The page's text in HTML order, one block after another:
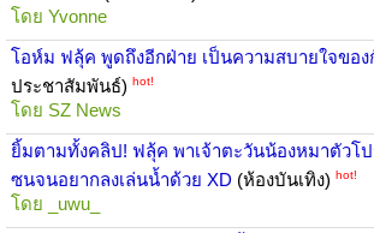
โดย Yvonne
โอห์ม ฟลุ้ค พูดถึงอีกฝ่าย เป็นความสบายใจขอ
ประชาสัมพันธ์) hot!
โดย SZ News
ยิ้มตามทั้งคลิป! ฟลุ้ค พาเจ้าตะวันน้องหมาตัวโป
ซนจนอยากลงเล่นน้ำด้วย XD (ห้องบันเทิง) hot!
โดย _uwu_